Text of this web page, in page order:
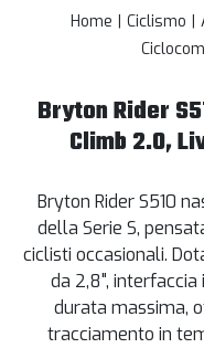
Home Ciclismo
Bryton Rider
Climb 2.0,
Bryton Rider S510
della Serie S,
ciclisti occasionali.
da 2,8",
durata massima,
tracciamento in